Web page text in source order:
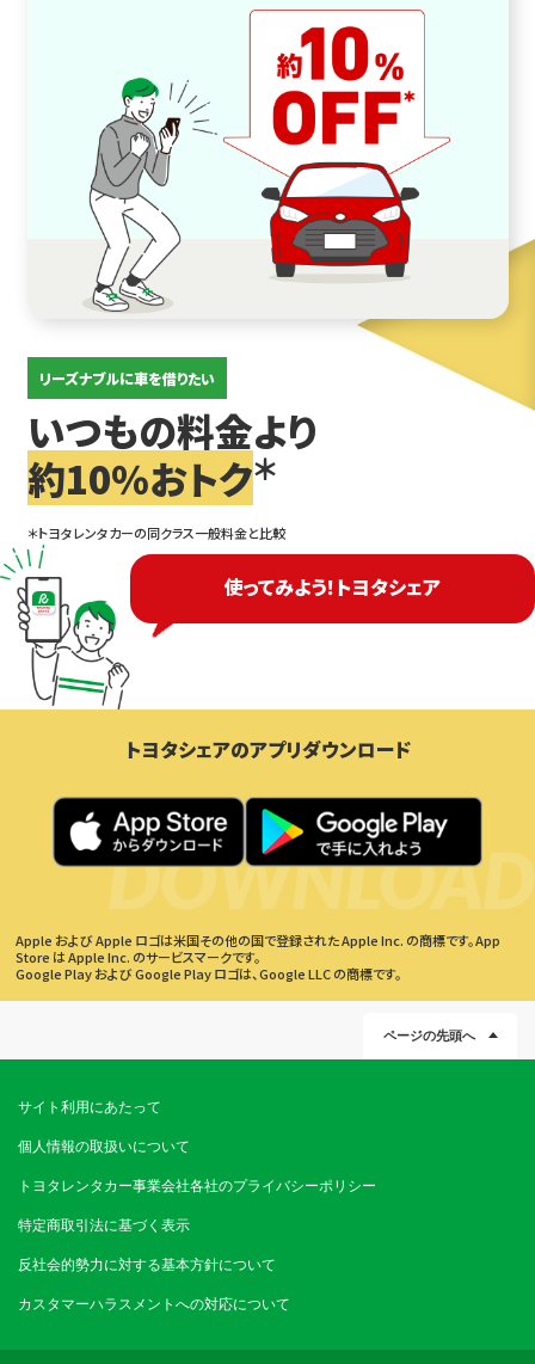
リーズナブルに車を借りたい
いつもの料金より
約10％おトク＊
＊トヨタレンタカーの同クラス一般料金と比較
使ってみよう！トヨタシェア
トヨタシェアのアプリダウンロード
DOWNLOAD
Apple および Apple ロゴは米国その他の国で登録された Apple Inc. の商標です。App
Store は Apple Inc. のサービスマークです。
Google Play および Google Play ロゴは、Google LLC の商標です。
ページの先頭へ
サイト利用にあたって
個人情報の取扱いについて
トヨタレンタカー事業会社各社のプライバシーポリシー
特定商取引法に基づく表示
反社会的勢力に対する基本方針について
カスタマーハラスメントへの対応について